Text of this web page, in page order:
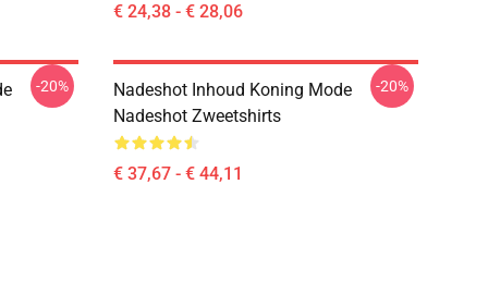
€ 24,38 - € 28,06
-20%
Nadeshot Inhoud Koning Mode
Nadeshot Zweetshirts
€ 37,67 - € 44,11
-20%